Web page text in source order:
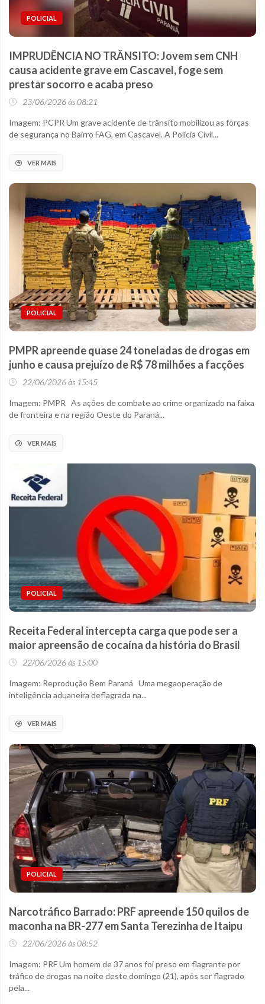
POLICIAL
IMPRUDÊNCIA NO TRÂNSITO: Jovem sem CNH
causa acidente grave em Cascavel, foge sem
prestar socorro e acaba preso
23/06/2026 às 08:21
Imagem: PCPR Um grave acidente de trânsito mobilizou as forças
de segurança no Bairro FAG, em Cascavel. A Polícia Civil...
VER MAIS
POLICIAL
PMPR apreende quase 24 toneladas de drogas em
junho e causa prejuízo de R$ 78 milhões a facções
22/06/2026 às 15:45
Imagem: PMPR As ações de combate ao crime organizado na faixa
de fronteira e na região Oeste do Paraná...
VER MAIS
POLICIAL
Receita Federal intercepta carga que pode ser a
maior apreensão de cocaína da história do Brasil
22/06/2026 às 15:00
Imagem: Reprodução Bem Paraná Uma megaoperação de
inteligência aduaneira deflagrada na...
VER MAIS
POLICIAL
Narcotráfico Barrado: PRF apreende 150 quilos de
maconha na BR-277 em Santa Terezinha de Itaipu
22/06/2026 às 08:52
Imagem: PRF Um homem de 37 anos foi preso em flagrante por
tráfico de drogas na noite deste domingo (21), após ser flagrado
pela...